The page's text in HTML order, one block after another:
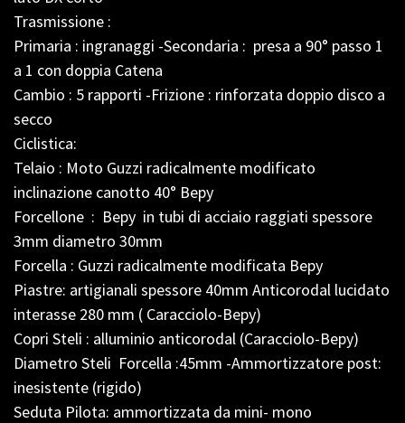
Trasmissione :
Primaria : ingranaggi -Secondaria : presa a 90° passo 1
a 1 con doppia Catena
Cambio : 5 rapporti -Frizione : rinforzata doppio disco a
secco
Ciclistica:
Telaio : Moto Guzzi radicalmente modificato
inclinazione canotto 40° Bepy
Forcellone : Bepy in tubi di acciaio raggiati spessore
3mm diametro 30mm
Forcella : Guzzi radicalmente modificata Bepy
Piastre: artigianali spessore 40mm Anticorodal lucidato
interasse 280 mm ( Caracciolo-Bepy)
Copri Steli : alluminio anticorodal (Caracciolo-Bepy)
Diametro Steli Forcella :45mm -Ammortizzatore post:
inesistente (rigido)
Seduta Pilota: ammortizzata da mini- mono